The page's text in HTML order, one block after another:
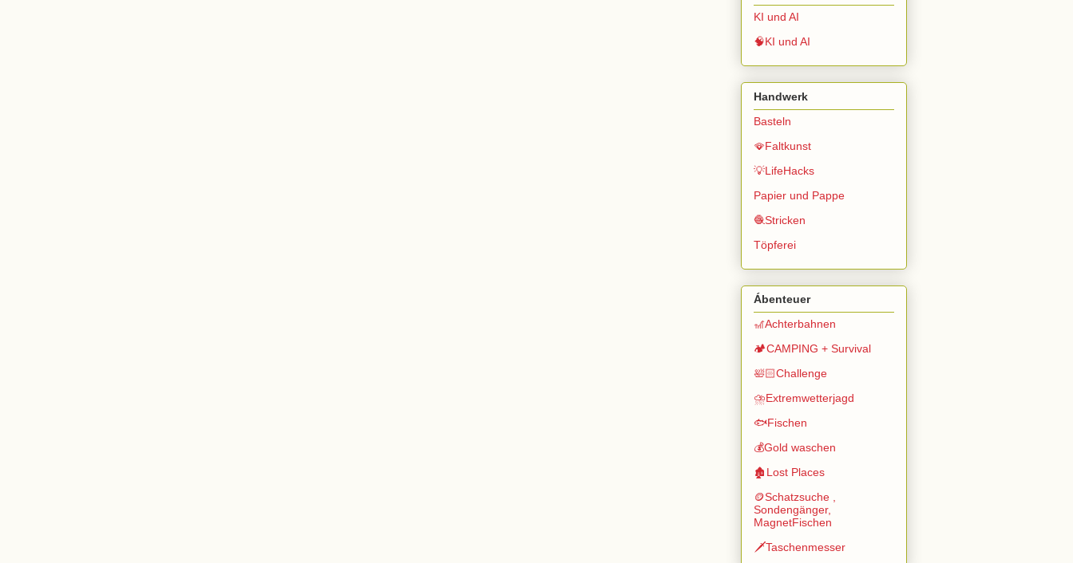
KI und AI
🧠KI und AI
Handwerk
Basteln
🪭Faltkunst
💡LifeHacks
Papier und Pappe
🧶Stricken
Töpferei
Ábenteuer
🎢Achterbahnen
🏕️CAMPING + Survival
🛀🏻Challenge
⛈️Extremwetterjagd
🐟Fischen
💰Gold waschen
🏚️Lost Places
🪙Schatzsuche ,
Sondengänger,
MagnetFischen
🗡️Taschenmesser